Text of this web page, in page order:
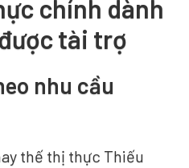
chính dành
tài trợ
nhu cầu
thế thị thực Thiếu